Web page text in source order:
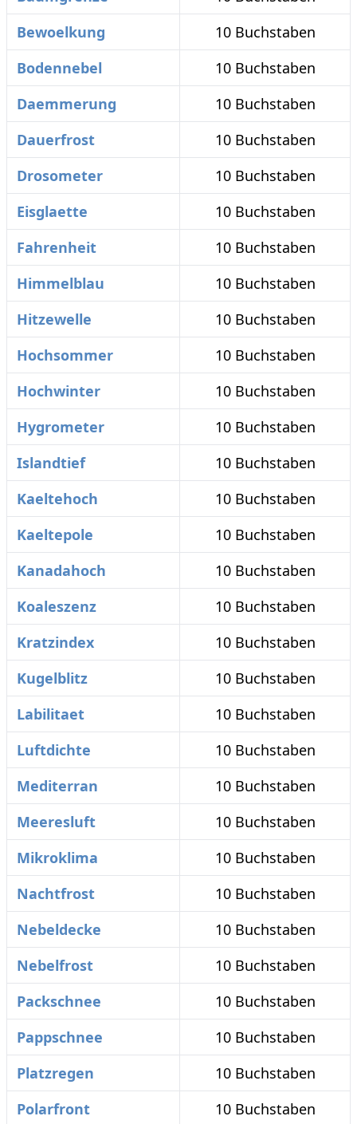
Bewoelkung
10 Buchstaben
Bodennebel
10 Buchstaben
Daemmerung
10 Buchstaben
Dauerfrost
10 Buchstaben
Drosometer
10 Buchstaben
Eisglaette
10 Buchstaben
Fahrenheit
10 Buchstaben
Himmelblau
10 Buchstaben
Hitzewelle
10 Buchstaben
Hochsommer
10 Buchstaben
Hochwinter
10 Buchstaben
Hygrometer
10 Buchstaben
Islandtief
10 Buchstaben
Kaeltehoch
10 Buchstaben
Kaeltepole
10 Buchstaben
Kanadahoch
10 Buchstaben
Koaleszenz
10 Buchstaben
Kratzindex
10 Buchstaben
Kugelblitz
10 Buchstaben
Labilitaet
10 Buchstaben
Luftdichte
10 Buchstaben
Mediterran
10 Buchstaben
Meeresluft
10 Buchstaben
Mikroklima
10 Buchstaben
Nachtfrost
10 Buchstaben
Nebeldecke
10 Buchstaben
Nebelfrost
10 Buchstaben
Packschnee
10 Buchstaben
Pappschnee
10 Buchstaben
Platzregen
10 Buchstaben
Polarfront
10 Buchstaben